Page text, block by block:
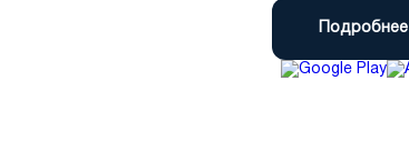
Подробнее